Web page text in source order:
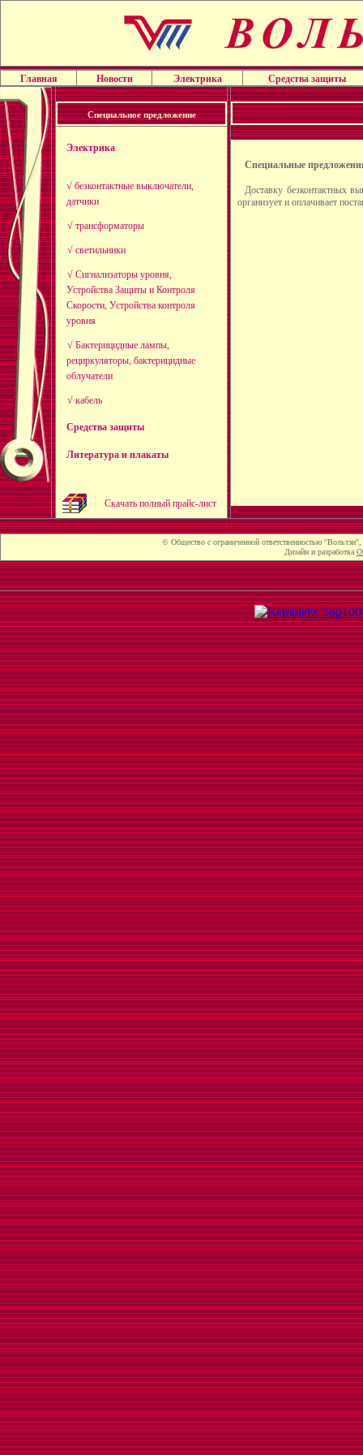
Главная Новости Электрика Средства защиты
Специальное предложение
Электрика
√ безконтактные выключатели,
датчики
√ трансформаторы
√ светильники
√ Сигнализаторы уровня,
Устройства Защиты и Контроля
Скорости, Устройства контроля
уровня
√ Бактерицидные лампы,
рециркуляторы, бактерицидные
облучатели
√ кабель
Средства защиты
Литература и плакаты
Скачать полный прайс-лист
Специальные
Доставку безконтактных
организует и оплачивает
© Общество с ограниченной ответственностью
Дизайн и разработка